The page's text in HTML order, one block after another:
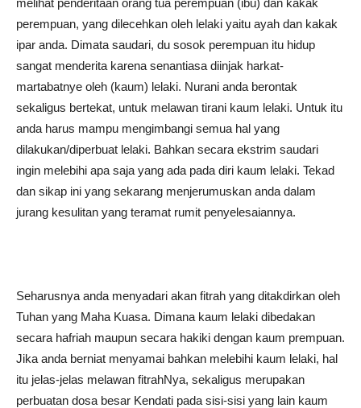
melihat penderitaan orang tua perempuan (ibu) dan kakak
perempuan, yang dilecehkan oleh lelaki yaitu ayah dan kakak
ipar anda. Dimata saudari, du sosok perempuan itu hidup
sangat menderita karena senantiasa diinjak harkat-
martabatnye oleh (kaum) lelaki. Nurani anda berontak
sekaligus bertekat, untuk melawan tirani kaum lelaki. Untuk itu
anda harus mampu mengimbangi semua hal yang
dilakukan/diperbuat lelaki. Bahkan secara ekstrim saudari
ingin melebihi apa saja yang ada pada diri kaum lelaki. Tekad
dan sikap ini yang sekarang menjerumuskan anda dalam
jurang kesulitan yang teramat rumit penyelesaiannya.
Seharusnya anda menyadari akan fitrah yang ditakdirkan oleh
Tuhan yang Maha Kuasa. Dimana kaum lelaki dibedakan
secara hafriah maupun secara hakiki dengan kaum prempuan.
Jika anda berniat menyamai bahkan melebihi kaum lelaki, hal
itu jelas-jelas melawan fitrahNya, sekaligus merupakan
perbuatan dosa besar Kendati pada sisi-sisi yang lain kaum